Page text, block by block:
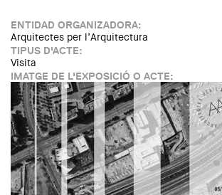
Arquitectes y Josep Benedito
ENTIDAD ORGANIZADORA:
Arquitectes per l’Arquitectura
TIPUS D'ACTE:
Visita
IMATGE DE L'EXPOSICIÓ O ACTE: